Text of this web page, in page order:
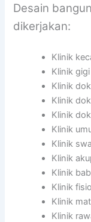
Desain
dikerjakan:
Klinik
Klinik
Klinik
Klinik
Klinik
Klinik
Klinik
Klinik
Klinik
Klinik
Klinik
Klinik